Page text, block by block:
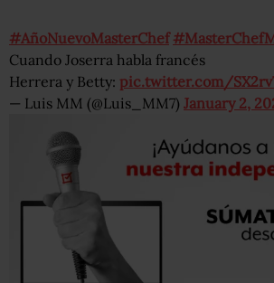
#AñoNuevoMasterChef
Cuando Joserra habla francés
Herrera y Betty: pic.twitter.com/
— Luis MM (@Luis_MM7) January 2,